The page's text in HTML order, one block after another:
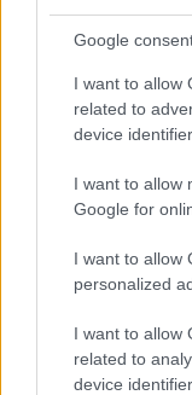
Google
I want to allow
related to
device
I want to allow
Google for
I want to allow
personalized
I want to allow
related to
device
Mi lett Alain
csavar a
HÍREK 2026. júl.
Kiheverte a